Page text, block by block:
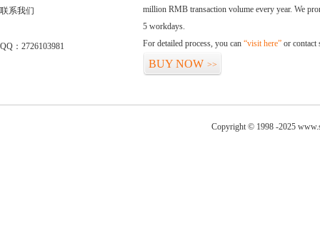
联系我们
QQ：2726103981
million RMB transaction volume every year. We
5 workdays.
For detailed process, you can “visit here” or contact
BUY NOW >>
Copyright © 1998 -2025